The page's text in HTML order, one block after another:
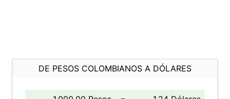
DE PESOS COLOMBIANOS A DÓLARES